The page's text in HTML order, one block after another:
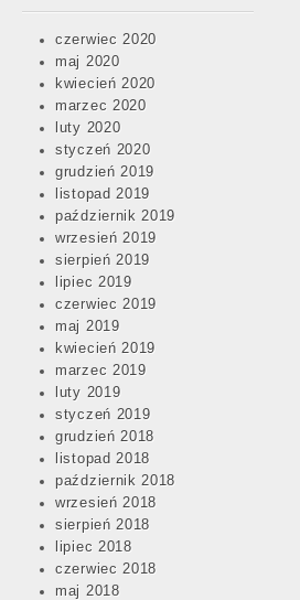
czerwiec 2020
maj 2020
kwiecień 2020
marzec 2020
luty 2020
styczeń 2020
grudzień 2019
listopad 2019
październik 2019
wrzesień 2019
sierpień 2019
lipiec 2019
czerwiec 2019
maj 2019
kwiecień 2019
marzec 2019
luty 2019
styczeń 2019
grudzień 2018
listopad 2018
październik 2018
wrzesień 2018
sierpień 2018
lipiec 2018
czerwiec 2018
maj 2018